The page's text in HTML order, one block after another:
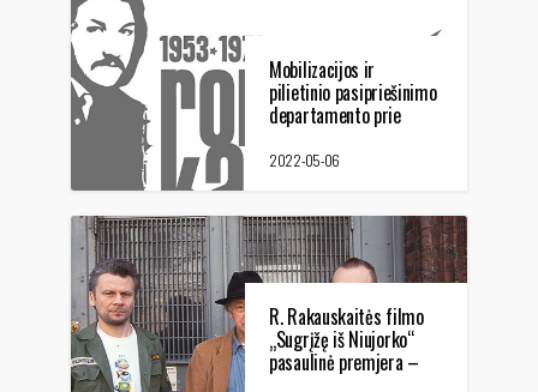
Mobilizacijos ir
pilietinio pasipriešinimo
departamento prie
ministerijos ir Lietuvos
spaudai
2022-05-06
R. Rakauskaitės filmo
„Sugrįžę iš Niujorko“
pasaulinė premjera –